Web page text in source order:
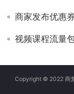
商家发布优惠
视频课程流量
Copyright © 2022 商